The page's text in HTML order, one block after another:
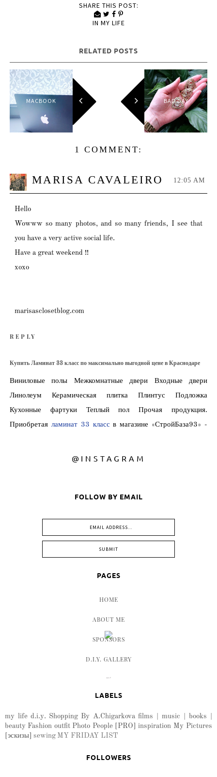
SHARE THIS POST:
IN MY LIFE
RELATED POSTS
MACBOOK BAD DAY
1 COMMENT:
MARISA CAVALEIRO 12:05 AM
Hello
Wowww so many photos, and so many friends, I see that
you have a very active social life.
Have a great weekend !!
xoxo
marisasclosetblog.com
REPLY
@INSTAGRAM
FOLLOW BY EMAIL
PAGES
HOME
ABOUT ME
SPONSORS
D.I.Y. GALLERY
LABELS
my life d.i.y. Shopping By A.Chigarkova films | music | books |
beauty Fashion outfit Photo People [PRO] inspiration My Pictures
[эскизы] sewing MY FRIDAY LIST
FOLLOWERS